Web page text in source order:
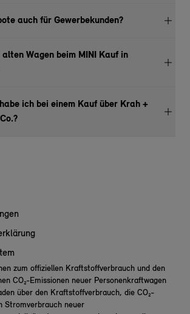
auch für Gewerbekunden?
alten Wagen beim MINI Kauf in
ich bei einem Kauf über Krah +
zum offiziellen Kraftstoffverbrauch und den
CO₂-Emissionen neuer Personenkraftwagen
über den Kraftstoffverbrauch, die CO₂-
Stromverbrauch neuer